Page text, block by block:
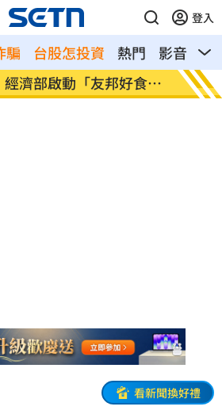
登入
騙 台股怎投資 熱門 影音
熱
濟部啟動「友邦好食
鄭麗
看新聞換好禮